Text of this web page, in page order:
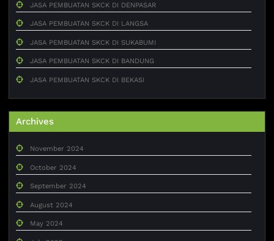
JASA PEMBUATAN SKCK DI DENPASAR
JASA PEMBUATAN SKCK DI LANGSA
JASA PEMBUATAN SKCK DI SUKABUMI
JASA PEMBUATAN SKCK DI BANDUNG
JASA PEMBUATAN SKCK DI BEKASI
Archives
November 2024
October 2024
September 2024
August 2024
May 2024